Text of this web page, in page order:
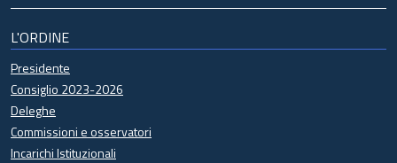
L'ORDINE
Presidente
Consiglio 2023-2026
Deleghe
Commissioni e osservatori
Incarichi Istituzionali